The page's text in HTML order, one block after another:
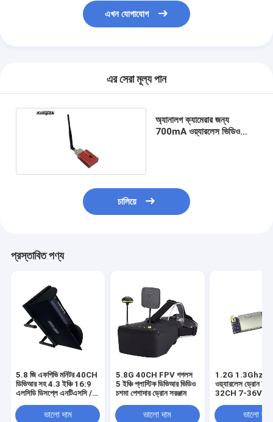
এখন যোগাযোগ
এর সেরা মূল্য পান
অ্যানালগ ক্যামেরার জন্য
700mA ওয়্যারলেস ভিডিও
চালিয়ে
প্রস্তাবিত পণ্য
5.8 জি এফপিভি মনিটর 40CH
ডিভিআর সহ 4.3 ইঞ্চি 16:9
এলসিডি ডিসপ্লে এনটিএসসি /
রেকর্ডিং আরসি এফপিভি
ভালো দাম
5.8G 40CH FPV গগলস
5 ইঞ্চি প্লাস্টিক ডিভিআর ভিডিও
চশমা পেশাদার ড্রোন সরঞ্জাম
ভালো দাম
1.2G 1.3Ghz
ওয়্যারলেস ড্রোন
32CH 7-36V
ভালো দাম